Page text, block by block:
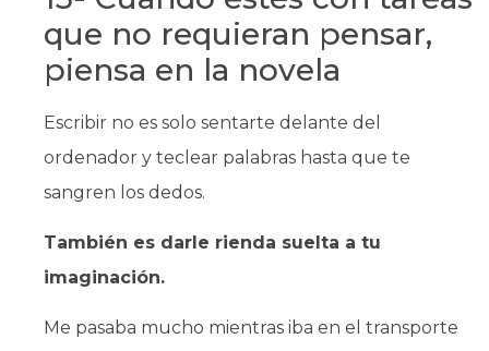
que no requieran pensar,
piensa en la novela
Escribir no es solo sentarte delante del
ordenador y teclear palabras hasta que te
sangren los dedos.
También es darle rienda suelta a tu
imaginación.
Me pasaba mucho mientras iba en el transporte